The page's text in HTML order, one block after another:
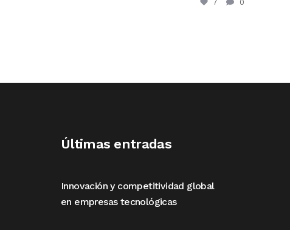
7 0
Últimas entradas
Innovación y competitividad global
en empresas tecnológicas